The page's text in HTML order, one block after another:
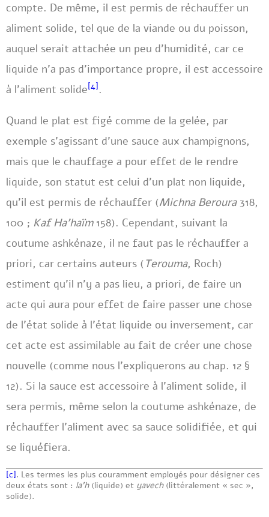
compte. De même, il est permis de réchauffer un
aliment solide, tel que de la viande ou du poisson,
auquel serait attachée un peu d’humidité, car ce
liquide n’a pas d’importance propre, il est accessoire
à l’aliment solide[4] .
Quand le plat est figé comme de la gelée, par
exemple s’agissant d’une sauce aux champignons,
mais que le chauffage a pour effet de le rendre
liquide, son statut est celui d’un plat non liquide,
qu’il est permis de réchauffer (Michna Beroura318,
100 ; Kaf Ha’haïm158). Cependant, suivant la
coutume ashkénaze, il ne faut pas le réchauffer a
priori, car certains auteurs (Terouma, Roch)
estiment qu’il n’y a pas lieu, a priori, de faire un
acte qui aura pour effet de faire passer une chose
de l’état solide à l’état liquide ou inversement, car
cet acte est assimilable au fait de créer une chose
nouvelle (comme nous l’expliquerons au chap. 12 §
12). Si la sauce est accessoire à l’aliment solide, il
sera permis, même selon la coutume ashkénaze, de
réchauffer l’aliment avec sa sauce solidifiée, et qui
se liquéfiera.
[c]. Les termes les plus couramment employés pour désigner ces
deux états sont : la’h(liquide) et yavech(littéralement « sec »,
solide).